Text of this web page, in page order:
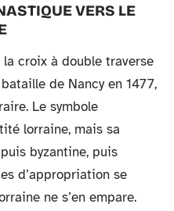
VERS LE
croix à double traverse
de Nancy en 1477,
Le symbole
lorraine, mais sa
byzantine, puis
d’appropriation se
ne s’en empare.